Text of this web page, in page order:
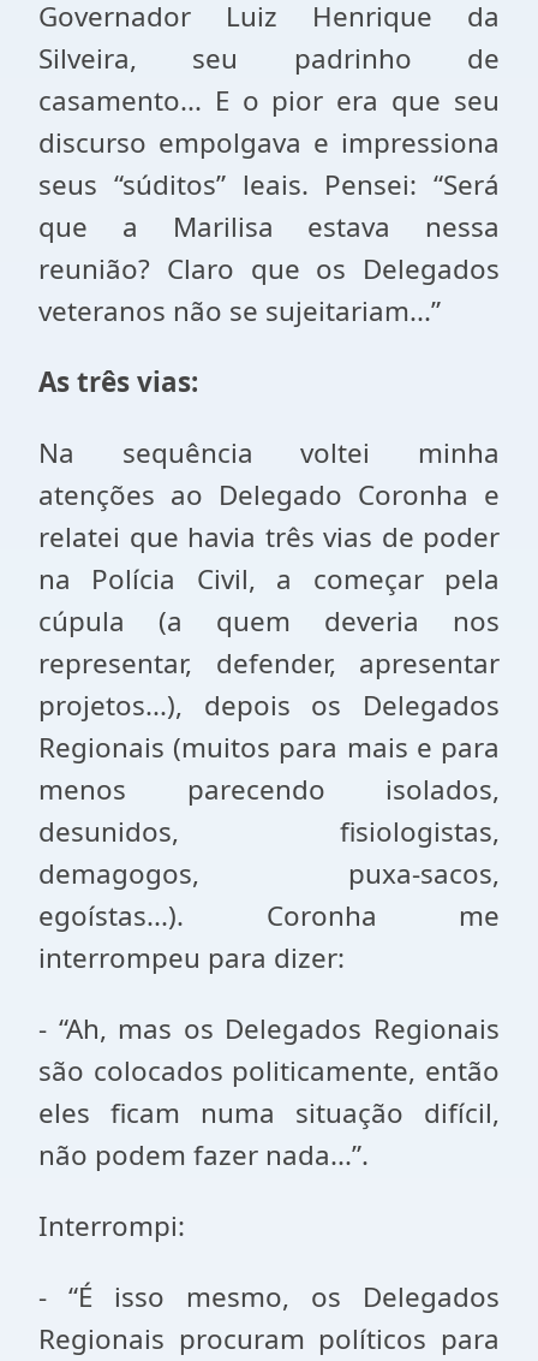
Governador Luiz Henrique da
Silveira, seu padrinho de
casamento... E o pior era que seu
discurso empolgava e impressiona
seus “súditos” leais. Pensei: “Será
que a Marilisa estava nessa
reunião? Claro que os Delegados
veteranos não se sujeitariam...”
As três vias:
Na sequência voltei minha
atenções ao Delegado Coronha e
relatei que havia três vias de poder
na Polícia Civil, a começar pela
cúpula (a quem deveria nos
representar, defender, apresentar
projetos...), depois os Delegados
Regionais (muitos para mais e para
menos parecendo isolados,
desunidos, fisiologistas,
demagogos, puxa-sacos,
egoístas...). Coronha me
interrompeu para dizer:
- “Ah, mas os Delegados Regionais
são colocados politicamente, então
eles ficam numa situação difícil,
não podem fazer nada...”.
Interrompi:
- “É isso mesmo, os Delegados
Regionais procuram políticos para